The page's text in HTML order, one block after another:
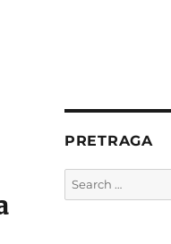
PRETRAGA
Search
for: